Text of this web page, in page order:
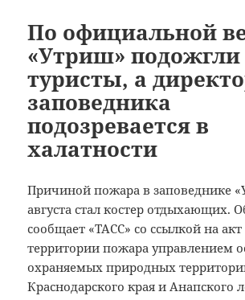
По официальной
«Утриш» подожгли
туристы, а
заповедника
подозревается в
халатности
Причиной пожара в заповеднике
августа стал костер отдыхающих.
сообщает «ТАСС» со ссылкой на
территории пожара управлением
охраняемых природных
Краснодарского края и Анапского